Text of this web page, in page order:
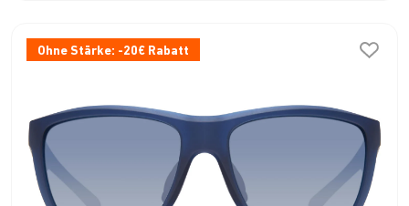
Ohne Stärke: -20€ Rabatt